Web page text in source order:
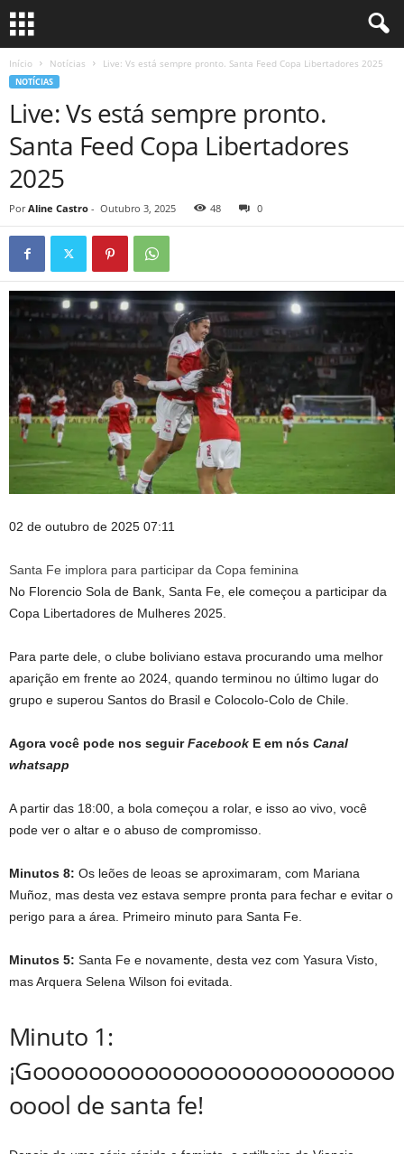
Início Notícias Live: Vs está sempre pronto. Santa Feed Copa Libertadores 2025
NOTÍCIAS
Live: Vs está sempre pronto.
Santa Feed Copa Libertadores
2025
Por Aline Castro - Outubro 3, 2025 48 0
02 de outubro de 2025 07:11
Santa Fe implora para participar da Copa feminina
No Florencio Sola de Bank, Santa Fe, ele começou a participar da
Copa Libertadores de Mulheres 2025.
Para parte dele, o clube boliviano estava procurando uma melhor
aparição em frente ao 2024, quando terminou no último lugar do
grupo e superou Santos do Brasil e Colocolo-Colo de Chile.
Agora você pode nos seguirFacebook E em nós Canal
whatsapp
A partir das 18:00, a bola começou a rolar, e isso ao vivo, você
pode ver o altar e o abuso de compromisso.
Minutos 8: Os leões de leoas se aproximaram, com Mariana
Muñoz, mas desta vez estava sempre pronta para fechar e evitar o
perigo para a área. Primeiro minuto para Santa Fe.
Minutos 5: Santa Fe e novamente, desta vez com Yasura Visto,
mas Arquera Selena Wilson foi evitada.
Minuto 1:
¡Goooooooooooooooooooooooooo
ooool de santa fe!